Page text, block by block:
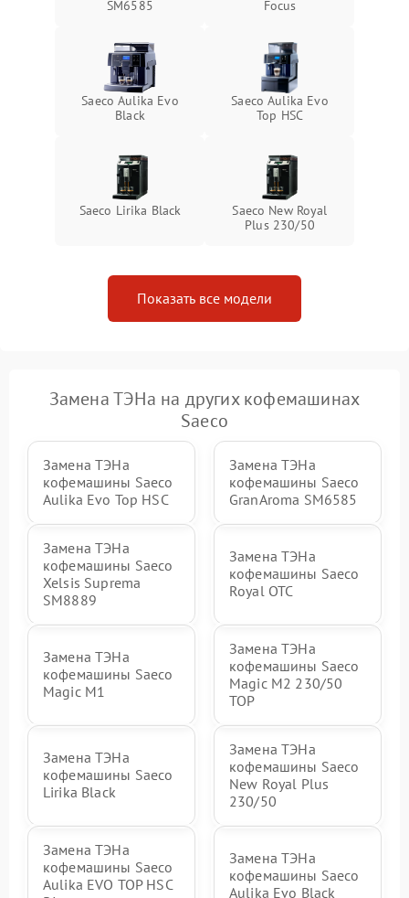
SM6585
Focus
Saeco Aulika Evo
Black
Saeco Aulika Evo
Top HSC
Saeco Lirika Black
Saeco New Royal
Plus 230/50
Показать все модели
Замена ТЭНа на других кофемашинах
Saeco
Замена ТЭНа
кофемашины Saeco
Aulika Evo Top HSC
Замена ТЭНа
кофемашины Saeco
GranAroma SM6585
Замена ТЭНа
кофемашины Saeco
Xelsis Suprema
SM8889
Замена ТЭНа
кофемашины Saeco
Royal OTC
Замена ТЭНа
кофемашины Saeco
Magic M1
Замена ТЭНа
кофемашины Saeco
Magic M2 230/50
TOP
Замена ТЭНа
кофемашины Saeco
Lirika Black
Замена ТЭНа
кофемашины Saeco
New Royal Plus
230/50
Замена ТЭНа
кофемашины Saeco
Aulika EVO TOP HSC
Замена ТЭНа
кофемашины Saeco
Aulika Evo Black